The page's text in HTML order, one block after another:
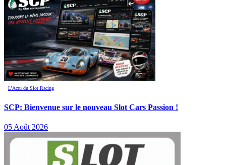
L’Actu du Slot Racing
SCP: Bienvenue sur le nouveau Slot Cars Passion !
05 Août 2026